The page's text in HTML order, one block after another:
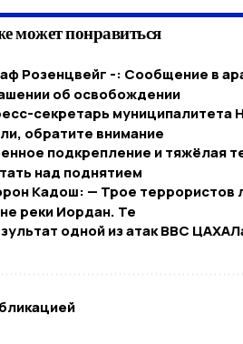
может понравиться
Розенцвейг -: Сообщение в
об освобождении
секретарь муниципалитета
обратите внимание
подкрепление и тяжёлая
над поднятием
Кадош: — Трое террористов
реки Иордан. Те
одной из атак ВВС